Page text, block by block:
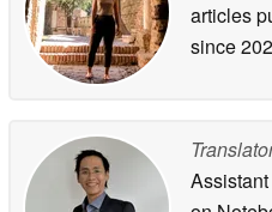
articles
since
Assistant